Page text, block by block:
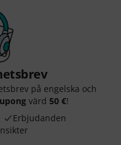
på engelska och
värd 50 €!
Erbjudanden